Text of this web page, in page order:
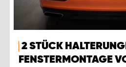
2 STÜCK
FENSTERMONTAGE